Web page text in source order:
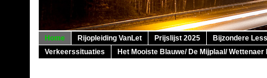
Home Rijopleiding VanLet Prijslijst 2025
Bijzondere
Verkeerssituaties
Het Mooiste Blauwe/ De Mijplaal/